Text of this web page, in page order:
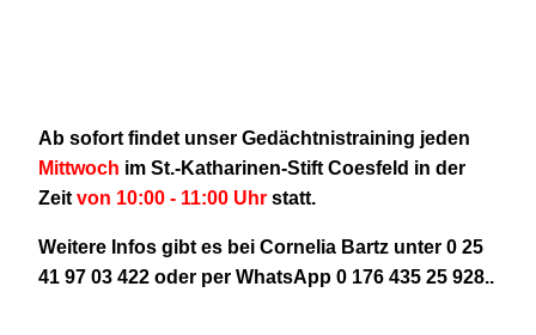
Ab sofort findet unser Gedächtnistraining jeden
Mittwoch im St.-Katharinen-Stift Coesfeld in der
Zeit von 10:00 - 11:00 Uhr statt.
Weitere Infos gibt es bei Cornelia Bartz unter 0 25
41 97 03 422 oder per WhatsApp 0 176 435 25 928..